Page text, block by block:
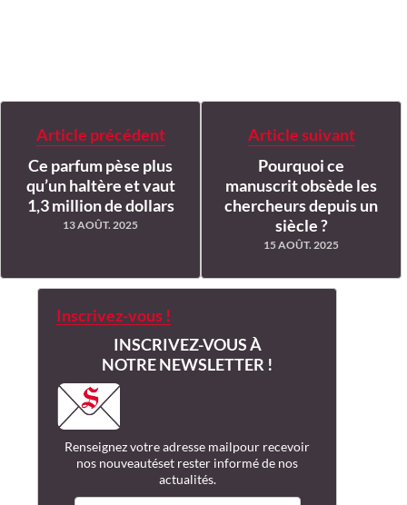
Article précédent
Ce parfum pèse plus
qu’un haltère et vaut
1,3 million de dollars
13 AOÛT. 2025
Article suivant
Pourquoi ce
manuscrit obsède les
chercheurs depuis un
siècle ?
15 AOÛT. 2025
Inscrivez-vous !
INSCRIVEZ-VOUS À
NOTRE NEWSLETTER !
Renseignez votre adresse mailpour recevoir
nos nouveautéset rester informé de nos
actualités.